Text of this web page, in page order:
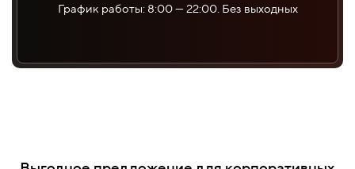
График работы: 8:00 — 22:00. Без выходных